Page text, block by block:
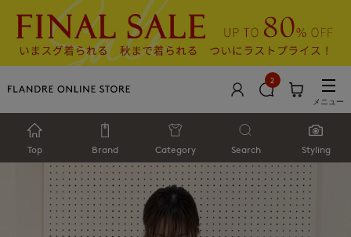
2
メニュー
Top Brand Category Search Styling